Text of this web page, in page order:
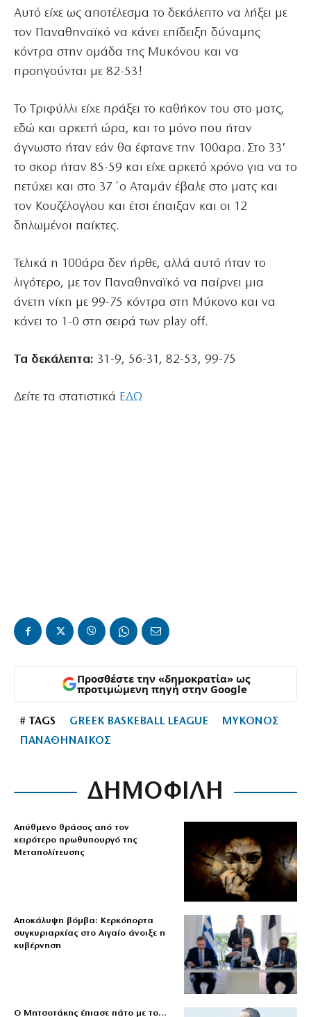
Αυτό είχε ως αποτέλεσμα το δεκάλεπτο να λήξει με
τον Παναθηναϊκό να κάνει επίδειξη δύναμης
κόντρα στην ομάδα της Μυκόνου και να
προηγούνται με 82-53!
Το Τριφύλλι είχε πράξει το καθήκον του στο ματς,
εδώ και αρκετή ώρα, και το μόνο που ήταν
άγνωστο ήταν εάν θα έφτανε την 100αρα. Στο 33′
το σκορ ήταν 85-59 και είχε αρκετό χρόνο για να το
πετύχει και στο 37΄ο Αταμάν έβαλε στο ματς και
τον Κουζέλογλου και έτσι έπαιξαν και οι 12
δηλωμένοι παίκτες.
Τελικά η 100άρα δεν ήρθε, αλλά αυτό ήταν το
λιγότερο, με τον Παναθηναϊκό να παίρνει μια
άνετη νίκη με 99-75 κόντρα στη Μύκονο και να
κάνει το 1-0 στη σειρά των play off.
Τα δεκάλεπτα: 31-9, 56-31, 82-53, 99-75
Δείτε τα στατιστικά ΕΔΩ
Προσθέστε την «δημοκρατία» ως
προτιμώμενη πηγή στην Google
# TAGS GREEK BASKEBALL LEAGUE
ΜΥΚΟΝΟΣ
ΠΑΝΑΘΗΝΑΙΚΟΣ
ΔΗΜΟΦΙΛΗ
Απύθμενο θράσος από τον
χειρότερο πρωθυπουργό της
Μεταπολίτευσης
Αποκάλυψη βόμβα: Κερκόπορτα
συγκυριαρχίας στο Αιγαίο άνοιξε η
κυβέρνηση
Ο Μητσοτάκης έπιασε πάτο με το…